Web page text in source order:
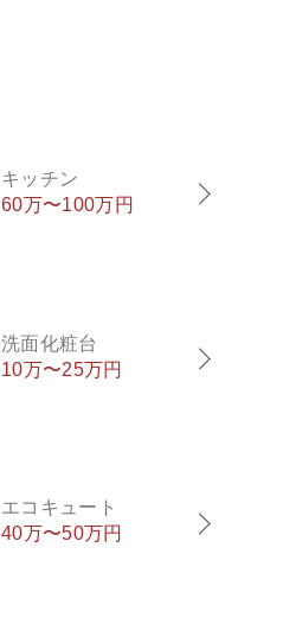
キッチン
60万〜100万円
洗面化粧台
10万〜25万円
エコキュート
40万〜50万円